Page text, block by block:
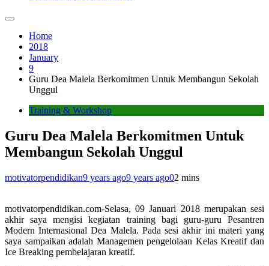
Home
2018
January
9
Guru Dea Malela Berkomitmen Untuk Membangun Sekolah
Unggul
Training & Workshop
Guru Dea Malela Berkomitmen Untuk
Membangun Sekolah Unggul
motivatorpendidikan9 years ago9 years ago02 mins
motivatorpendidikan.com-Selasa, 09 Januari 2018 merupakan sesi
akhir saya mengisi kegiatan training bagi guru-guru Pesantren
Modern Internasional Dea Malela. Pada sesi akhir ini materi yang
saya sampaikan adalah Managemen pengelolaan Kelas Kreatif dan
Ice Breaking pembelajaran kreatif.